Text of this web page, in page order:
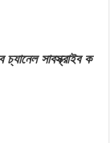
চ্যানেল সাবস্ক্রাইব ক